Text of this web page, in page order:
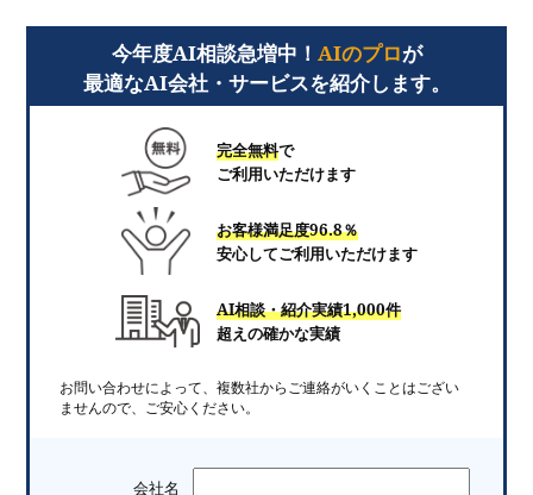
今年度AI相談急増中！ AIのプロが
最適なAI会社・サービスを紹介します。
完全無料で
ご利用いただけます
お客様満足度96.8％
安心してご利用いただけます
AI相談・紹介実績1,000件
超えの確かな実績
お問い合わせによって、複数社からご連絡がいくことはござい
ませんので、ご安心ください。
会社名